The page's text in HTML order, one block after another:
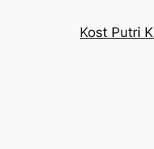
Kost Putri